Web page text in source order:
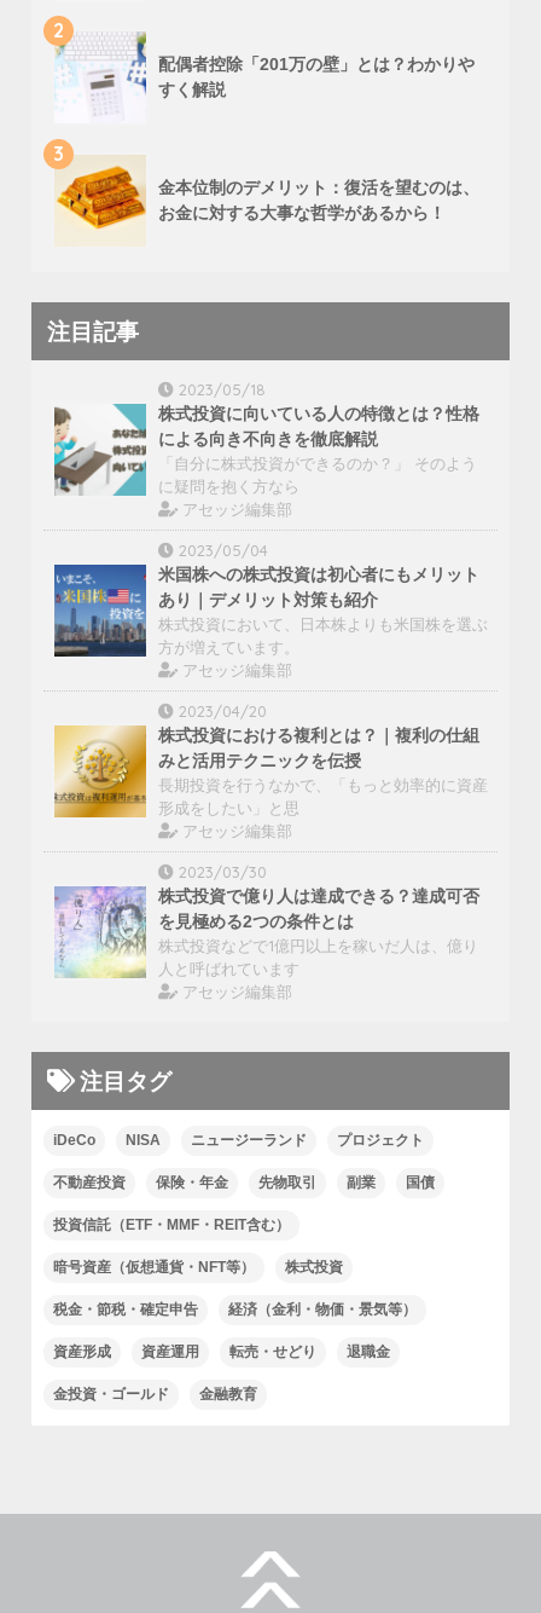
2
配偶者控除「201万の壁」とは？わかりや
すく解説
3
金本位制のデメリット：復活を望むのは、
お金に対する大事な哲学があるから！
注目記事
2023/05/18
株式投資に向いている人の特徴とは？性格
による向き不向きを徹底解説
「自分に株式投資ができるのか？」 そのよう
に疑問を抱く方なら
アセッジ編集部
2023/05/04
米国株への株式投資は初心者にもメリット
あり｜デメリット対策も紹介
株式投資において、日本株よりも米国株を選ぶ
方が増えています。
アセッジ編集部
2023/04/20
株式投資における複利とは？｜複利の仕組
みと活用テクニックを伝授
長期投資を行うなかで、「もっと効率的に資産
形成をしたい」と思
アセッジ編集部
2023/03/30
株式投資で億り人は達成できる？達成可否
を見極める2つの条件とは
株式投資などで1億円以上を稼いだ人は、億り
人と呼ばれています
アセッジ編集部
注目タグ
iDeCo NISA ニュージーランド プロジェクト
不動産投資 保険・年金 先物取引 副業 国債
投資信託（ETF・MMF・REIT含む）
暗号資産（仮想通貨・NFT等） 株式投資
税金・節税・確定申告 経済（金利・物価・景気等）
資産形成 資産運用 転売・せどり 退職金
金投資・ゴールド 金融教育